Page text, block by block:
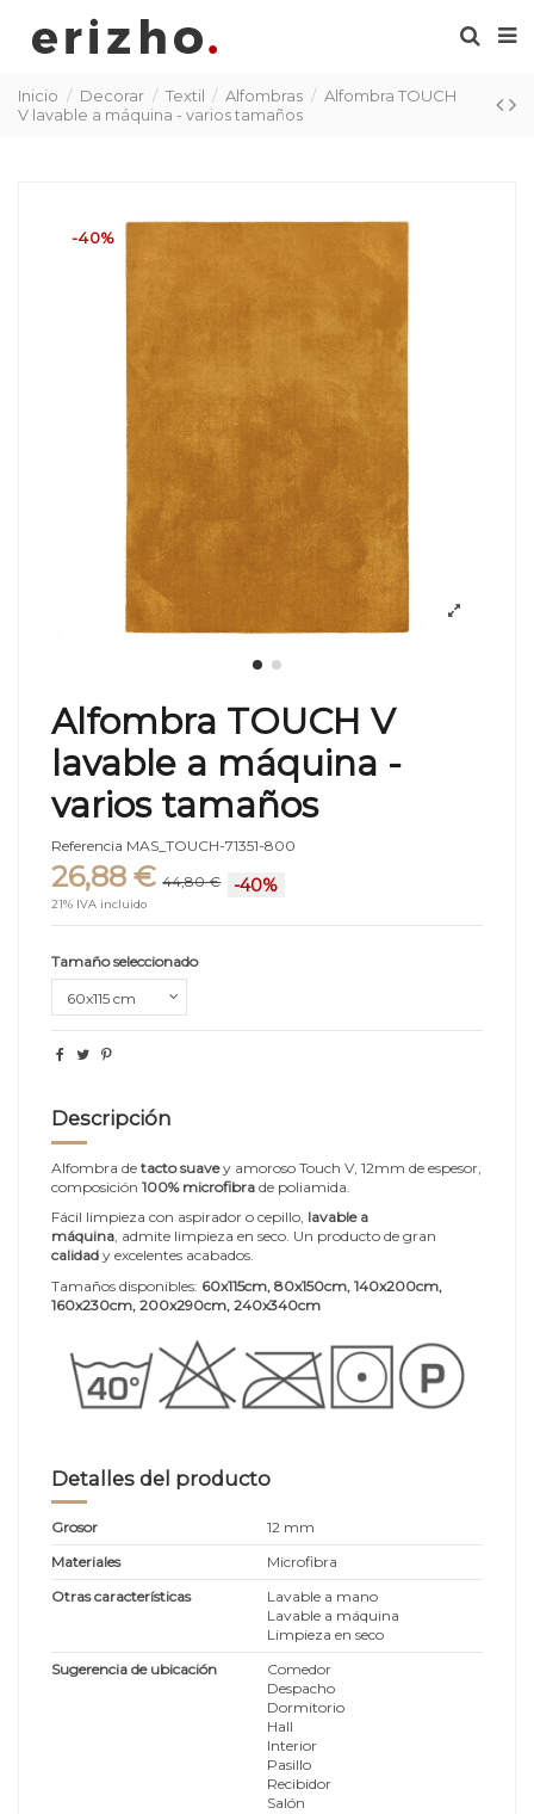
Inicio Decorar Textil Alfombras
Alfombra TOUCH
V lavable a máquina - varios tamaños
-40%
Alfombra TOUCH V
lavable a máquina -
varios tamaños
Referencia MAS_TOUCH-71351-800
26,88 € 44,80 € -40%
21% IVA incluido
Tamaño seleccionado
Descripción
Alfombra de tacto suavey amoroso Touch V, 12mm de espesor,
composición 100% microfibra de poliamida.
Fácil limpieza con aspirador o cepillo, lavable a
máquina, admite limpieza en seco. Un producto de gran
calidad y excelentes acabados.
Tamaños disponibles: 60x115cm, 80x150cm, 140x200cm,
160x230cm, 200x290cm, 240x340cm
Detalles del producto
Grosor
12 mm
Materiales
Microfibra
Otras características
Lavable a mano
Lavable a máquina
Limpieza en seco
Sugerencia de ubicación
Comedor
Despacho
Dormitorio
Hall
Interior
Pasillo
Recibidor
Salón